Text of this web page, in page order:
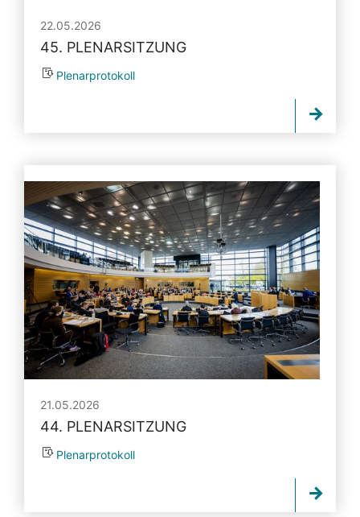
22.05.2026
45. PLENARSITZUNG
Plenarprotokoll
21.05.2026
44. PLENARSITZUNG
Plenarprotokoll